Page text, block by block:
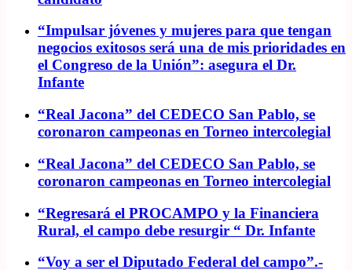
“Impulsar jóvenes y mujeres para que tengan
negocios exitosos será una de mis prioridades en
el Congreso de la Unión”: asegura el Dr.
Infante
“Real Jacona” del CEDECO San Pablo, se
coronaron campeonas en Torneo intercolegial
“Real Jacona” del CEDECO San Pablo, se
coronaron campeonas en Torneo intercolegial
“Regresará el PROCAMPO y la Financiera
Rural, el campo debe resurgir “ Dr. Infante
“Voy a ser el Diputado Federal del campo”.-